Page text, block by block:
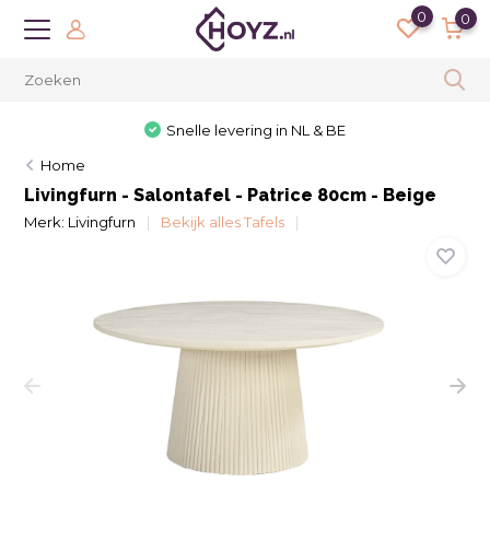
0 0
Snelle levering in NL & BE
Home
Livingfurn - Salontafel - Patrice 80cm - Beige
Merk: Livingfurn Bekijk alles Tafels